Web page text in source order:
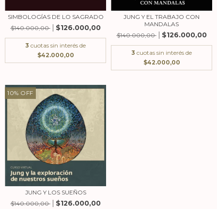
SIMBOLOGÍAS DE LO SAGRADO
$140.000,00
$126.000,00
3 cuotas sin interés de
$42.000,00
JUNG Y EL TRABAJO CON
MANDALAS
$140.000,00
$126.000,00
3 cuotas sin interés de
$42.000,00
10% OFF
JUNG Y LOS SUEÑOS
$140.000,00
$126.000,00